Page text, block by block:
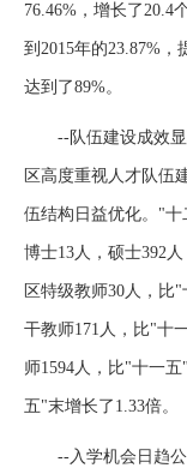
76.46%，增长了20.4
到2015年的23.87%
达到了89%。
--队伍建设成效显
区高度重视人才队伍
伍结构日益优化。"十
博士13人，硕士392
区特级教师30人，比
干教师171人，比"十
师1594人，比"十一
五"末增长了1.33倍。
--入学机会日趋公